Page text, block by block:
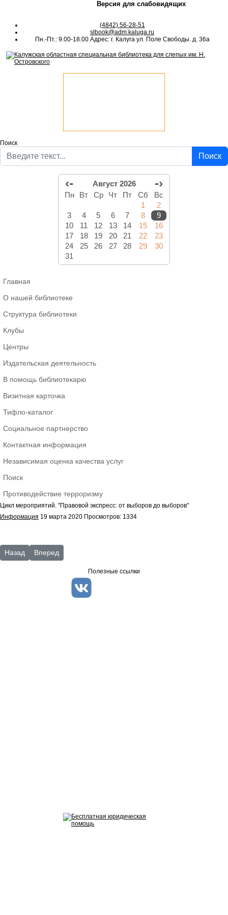
Версия для слабовидящих
(4842) 56-28-51
slbook@adm.kaluga.ru
Пн.-Пт.: 9.00-18.00 Адрес: г. Калуга ул. Поле Свободы. д. 36а
Поиск
Поиск
‹- Август 2026 -›
Пн Вт Ср Чт Пт Сб
Вс
1
2
3
4 5 6 7 8
9
10
11 12 13 14 15
16
17
18 19 20 21 22
23
24
25 26 27 28 29
30
31
Главная
О нашей библиотеке
Структура библиотеки
Клубы
Центры
Издательская деятельность
В помощь библиотекарю
Визитная карточка
Тифло-каталог
Социальное партнерство
Контактная информация
Независимая оценка качества услуг
Поиск
Противодействие терроризму
Цикл мероприятий. "Правовой экспресс: от выборов до выборов"
Информация 19 марта 2020 Просмотров: 1334
Предыдущий: Клуб "Затейница"
Назад Следующий: Отдел тифлоинформационных технологий
Вперед
Полезные ссылки